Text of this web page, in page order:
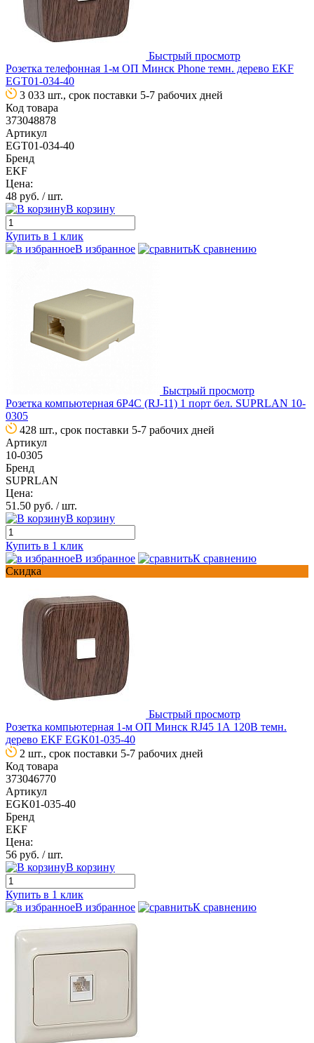
Быстрый просмотр
Розетка телефонная 1-м ОП Минск Phone темн. дерево EKF
EGT01-034-40
3 033 шт., срок поставки 5-7 рабочих дней
Код товара
373048878
Артикул
EGT01-034-40
Бренд
EKF
Цена:
48 руб. / шт.
В корзину
Купить в 1 клик
В избранное
К сравнению
Быстрый просмотр
Розетка компьютерная 6P4C (RJ-11) 1 порт бел. SUPRLAN 10-
0305
428 шт., срок поставки 5-7 рабочих дней
Артикул
10-0305
Бренд
SUPRLAN
Цена:
51.50 руб. / шт.
В корзину
Купить в 1 клик
В избранное
К сравнению
Скидка
Быстрый просмотр
Розетка компьютерная 1-м ОП Минск RJ45 1А 120В темн.
дерево EKF EGK01-035-40
2 шт., срок поставки 5-7 рабочих дней
Код товара
373046770
Артикул
EGK01-035-40
Бренд
EKF
Цена:
56 руб. / шт.
В корзину
Купить в 1 клик
В избранное
К сравнению